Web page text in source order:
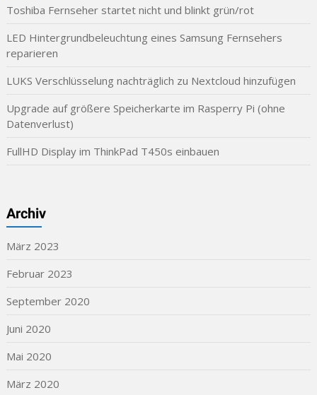
Toshiba Fernseher startet nicht und blinkt grün/rot
LED Hintergrundbeleuchtung eines Samsung Fernsehers
reparieren
LUKS Verschlüsselung nachträglich zu Nextcloud hinzufügen
Upgrade auf größere Speicherkarte im Rasperry Pi (ohne
Datenverlust)
FullHD Display im ThinkPad T450s einbauen
Archiv
März 2023
Februar 2023
September 2020
Juni 2020
Mai 2020
März 2020